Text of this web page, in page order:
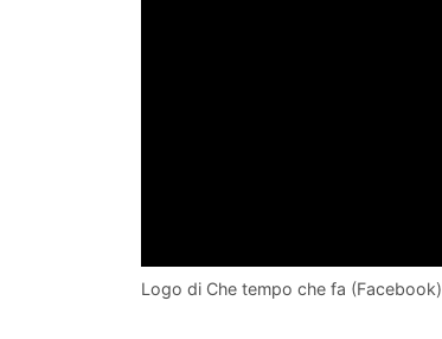
Logo di Che tempo che fa (Facebook)